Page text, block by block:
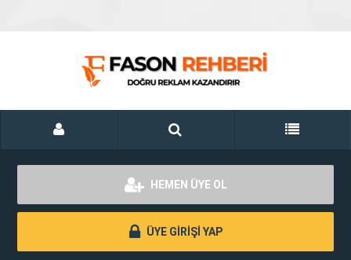
HEMEN ÜYE OL
ÜYE GİRİŞİ YAP